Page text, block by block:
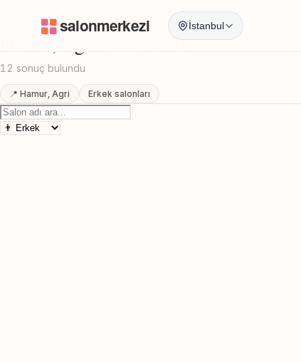
İstanbul
Fade Kesim
Hamur, Agri Fade Kesim
12 sonuç bulundu
📍 Hamur, Agri Erkek salonları